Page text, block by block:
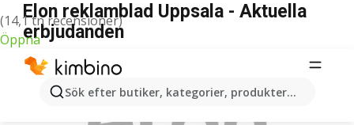
(14,1 tn recensioner)
Öppna
Sök efter butiker, kategorier, produkter...
Elon reklamblad Uppsala - Aktuella
erbjudanden